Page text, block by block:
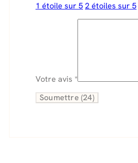
1 étoile sur 52 étoiles sur 5
Votre avis *